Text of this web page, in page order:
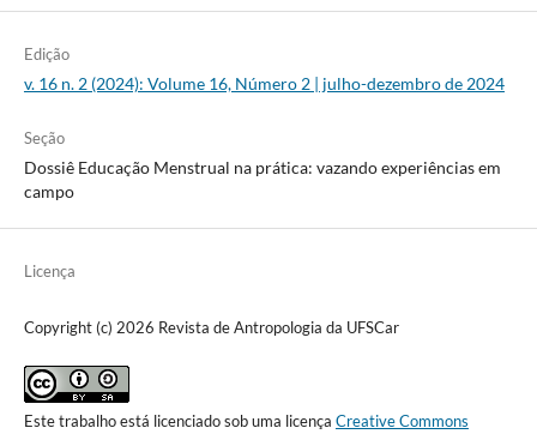
Edição
v. 16 n. 2 (2024): Volume 16, Número 2 | julho-dezembro de 2024
Seção
Dossiê Educação Menstrual na prática: vazando experiências em
campo
Licença
Copyright (c) 2026 Revista de Antropologia da UFSCar
Este trabalho está licenciado sob uma licença Creative Commons